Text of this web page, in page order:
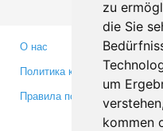
zu
die Sie
um
kommen
О нас
Политика
Правила пользования